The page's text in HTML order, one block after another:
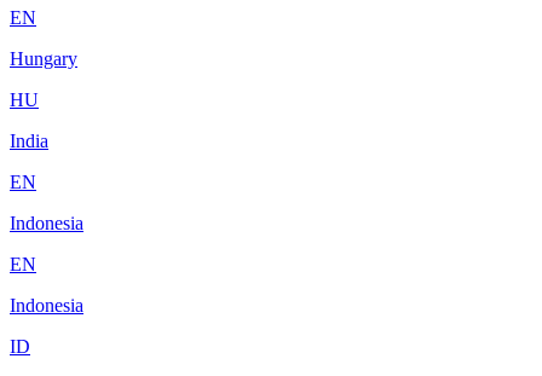
EN
Hungary
HU
India
EN
Indonesia
EN
Indonesia
ID